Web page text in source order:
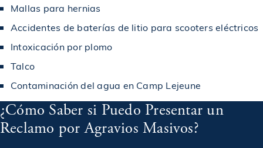
$1,000,000 Premiado en un accidente de construcción
$1,000,000 Otorgado en un accidente de camión
$1,000,000 Otorgado en un accidente de coche
$1,000,000 Acuerdo en caso de accidente de coche
Mallas para hernias
Accidentes de baterías de litio para scooters eléctricos
Intoxicación por plomo
Talco
Contaminación del agua en Camp Lejeune
¿Cómo Saber si Puedo Presentar un
Reclamo por Agravios Masivos?